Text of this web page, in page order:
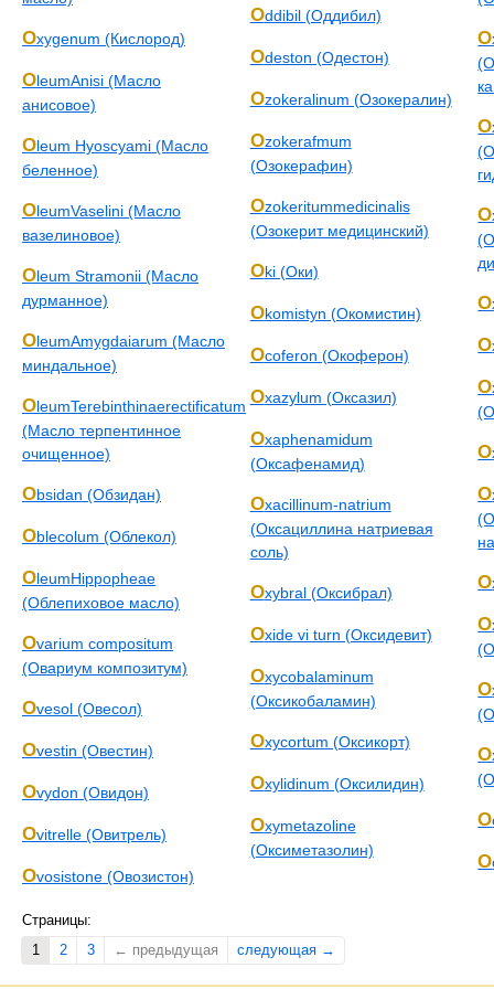
Oxygenum (Кислород)
OleumAnisi (Масло
анисовое)
Oleum Hyoscyami (Масло
беленное)
OleumVaselini (Масло
вазелиновое)
Oleum Stramonii (Масло
дурманное)
OleumAmygdaiarum (Масло
миндальное)
OleumTerebinthinaerectificatum
(Масло терпентинное
очищенное)
Obsidan (Обзидан)
Oblecolum (Облекол)
OleumHippopheae
(Облепиховое масло)
Ovarium compositum
(Овариум композитум)
Ovesol (Овесол)
Ovestin (Овестин)
Ovydon (Овидон)
Ovitrelle (Овитрель)
Ovosistone (Овозистон)
Oddibil (Оддибил)
Odeston (Одестон)
Ozokeralinum (Озокералин)
Ozokerafmum
(Озокерафин)
Ozokeritummedicinalis
(Озокерит медицинский)
Oki (Оки)
Okomistyn (Окомистин)
Ocoferon (Окоферон)
Oxazylum (Оксазил)
Oxaphenamidum
(Оксафенамид)
Oxacillinum-natrium
(Оксациллина натриевая
соль)
Oxybral (Оксибрал)
Oxide vi turn (Оксидевит)
Oxycobalaminum
(Оксикобаламин)
Oxycortum (Оксикорт)
Oxylidinum (Оксилидин)
Oxymetazoline
(Оксиметазолин)
O
O
O
O
O
O
O
O
O
O
O
O
O
O
Страницы:
1
2 3 ← предыдущая следующая →